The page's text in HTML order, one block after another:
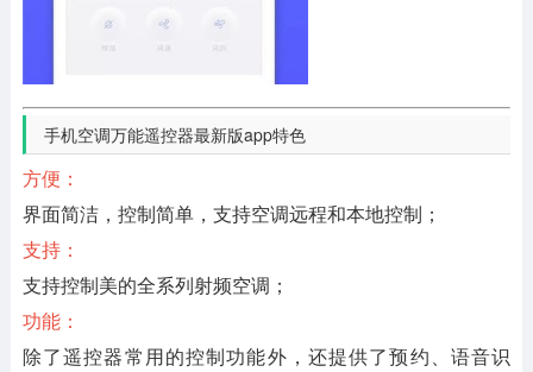
手机空调万能遥控器最新版app特色
方便：
界面简洁，控制简单，支持空调远程和本地控制；
支持：
支持控制美的全系列射频空调；
功能：
除了遥控器常用的控制功能外，还提供了预约、语音识